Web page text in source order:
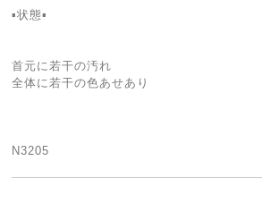
▪状態▪
首元に若干の汚れ
全体に若干の色あせあり
N3205